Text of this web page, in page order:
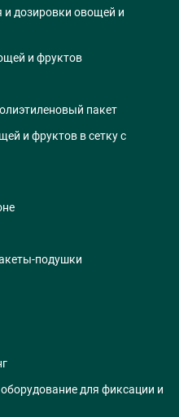
дозировки овощей и
и фруктов
пакет
и фруктов в сетку с
подушки
для фиксации и